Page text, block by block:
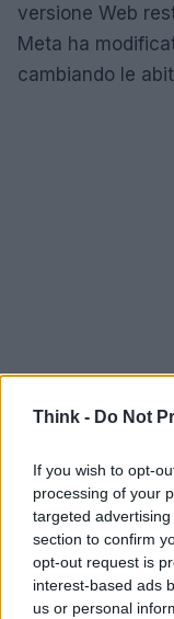
Think - Do Not
If you wish to opt-
processing of your
targeted
section to confirm
opt-out request is
interest-based ads
us or personal
versione Web
Meta ha
cambiando le
Come
Chi desidera
affidarsi alle
Microsoft Store